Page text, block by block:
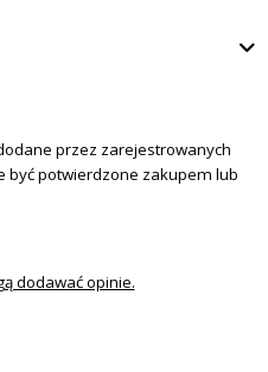
przez zarejestrowanych
być potwierdzone zakupem lub
dodawać opinie.